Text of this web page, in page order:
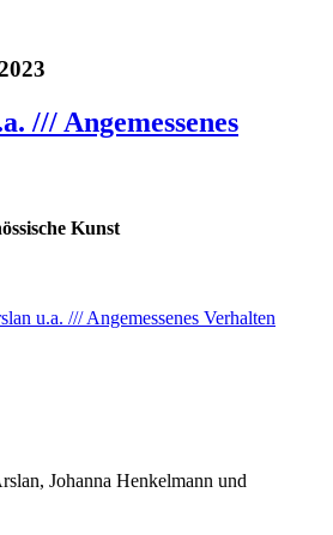
/// Angemessenes
Kunst
Johanna Henkelmann und